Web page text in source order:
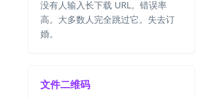
没有人输入长下载 URL。错误率
高。大多数人完全跳过它。失去订
婚。
文件二维码